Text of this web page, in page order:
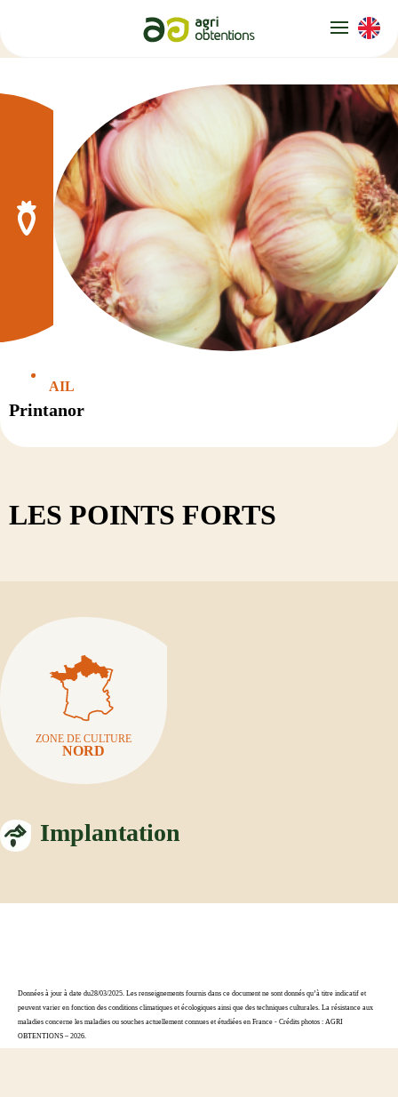
AIL
Printanor
LES POINTS FORTS
ZONE DE CULTURE
NORD
Implantation
Données à jour à date du28/03/2025. Les renseignements fournis dans ce document ne sont donnés qu’à titre indicatif et
peuvent varier en fonction des conditions climatiques et écologiques ainsi que des techniques culturales. La résistance aux
maladies concerne les maladies ou souches actuellement connues et étudiées en France - Crédits photos : AGRI
OBTENTIONS – 2026.